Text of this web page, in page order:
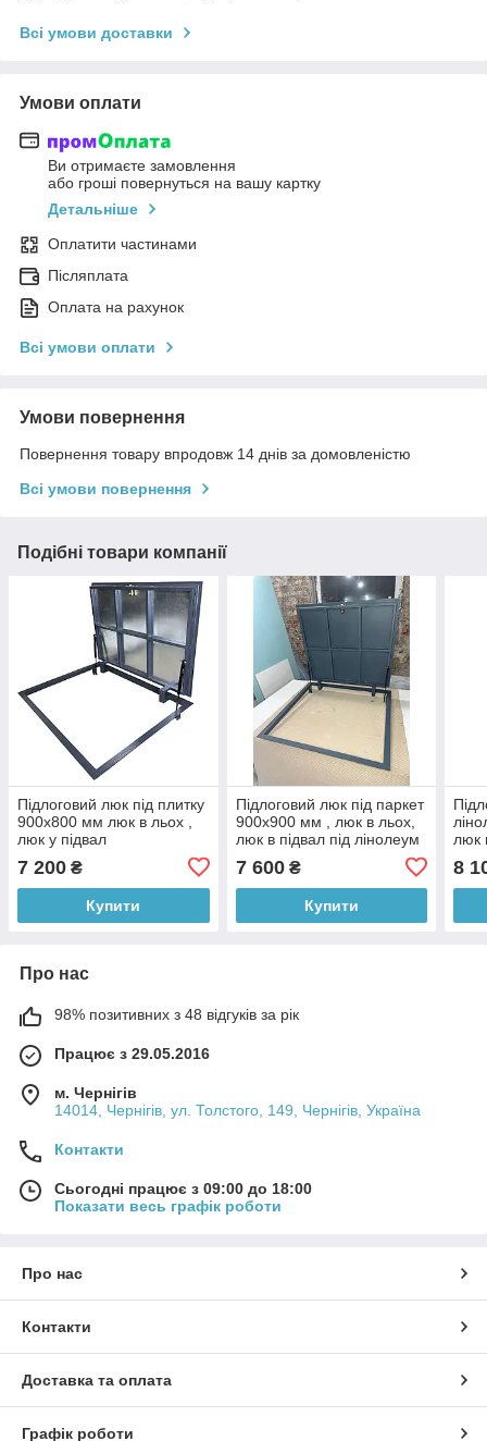
Всі умови доставки
Умови оплати
Ви отримаєте замовлення
або гроші повернуться на вашу картку
Детальніше
Оплатити частинами
Післяплата
Оплата на рахунок
Всі умови оплати
Умови повернення
Повернення товару впродовж 14 днів за домовленістю
Всі умови повернення
Подібні товари компанії
Підлоговий люк під плитку
900х800 мм люк в льох ,
люк у підвал
7 200 ₴
Купити
Підлоговий люк під паркет
900х900 мм , люк в льох,
люк в підвал під лінолеум
7 600₴
Купити
люк
8
Про нас
98% позитивних з 48 відгуків за рік
Працює з 29.05.2016
м. Чернігів
14014, Чернігів, ул. Толстого, 149, Чернігів, Україна
Контакти
Сьогодні працює з 09:00 до 18:00
Показати весь графік роботи
Про нас
Контакти
Доставка та оплата
Графік роботи